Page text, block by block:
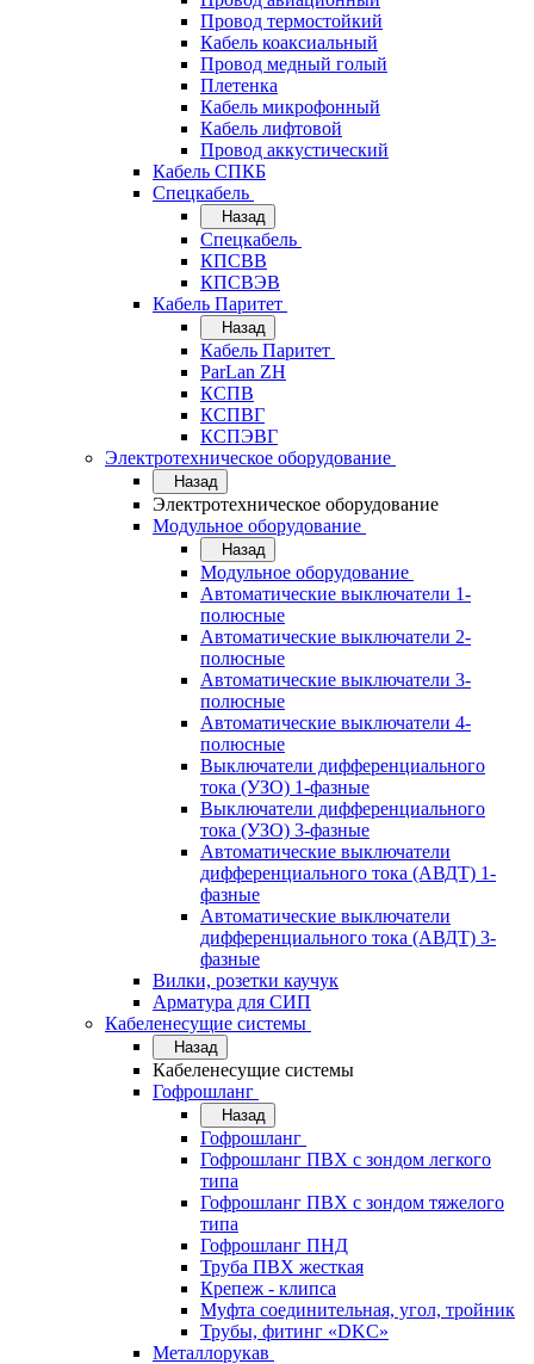
Провод термостойкий
Кабель коаксиальный
Провод медный голый
Плетенка
Кабель микрофонный
Кабель лифтовой
Провод аккустический
Кабель СПКБ
Спецкабель
Назад
Спецкабель
КПСВВ
КПСВЭВ
Кабель Паритет
Назад
Кабель Паритет
ParLan ZH
КСПВ
КСПВГ
КСПЭВГ
Электротехническое оборудование
Назад
Электротехническое оборудование
Модульное оборудование
Назад
Модульное оборудование
Автоматические выключатели 1-
полюсные
Автоматические выключатели 2-
полюсные
Автоматические выключатели 3-
полюсные
Автоматические выключатели 4-
полюсные
Выключатели дифференциального
тока (УЗО) 1-фазные
Выключатели дифференциального
тока (УЗО) 3-фазные
Автоматические выключатели
дифференциального тока (АВДТ) 1-
фазные
Автоматические выключатели
дифференциального тока (АВДТ) 3-
фазные
Вилки, розетки каучук
Арматура для СИП
Кабеленесущие системы
Назад
Кабеленесущие системы
Гофрошланг
Назад
Гофрошланг
Гофрошланг ПВХ с зондом легкого
типа
Гофрошланг ПВХ с зондом тяжелого
типа
Гофрошланг ПНД
Труба ПВХ жесткая
Крепеж - клипса
Муфта соединительная, угол, тройник
Трубы, фитинг «DKC»
Металлорукав